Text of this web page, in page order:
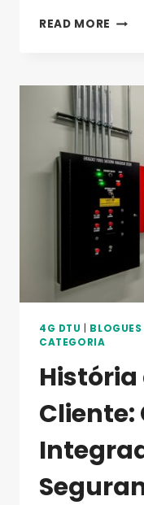
READ MORE
PARA
SUA
4G DTU BLOGUES
CATEGORIA
História
Cliente: